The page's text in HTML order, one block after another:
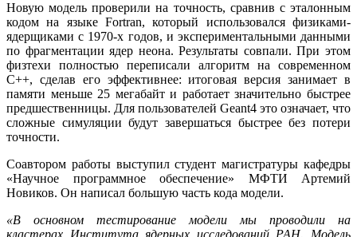
Новую модель проверили на точность, сравнив с эталонным
кодом на языке Fortran, который использовался физиками-
ядерщиками с 1970-х годов, и экспериментальными данными
по фрагментации ядер неона. Результаты совпали. При этом
физтехи полностью переписали алгоритм на современном
C++, сделав его эффективнее: итоговая версия занимает в
памяти меньше 25 мегабайт и работает значительно быстрее
предшественницы. Для пользователей Geant4 это означает, что
сложные симуляции будут завершаться быстрее без потери
точности.
Соавтором работы выступил студент магистратуры кафедры
«Научное программное обеспечение» МФТИ Артемий
Новиков. Он написал большую часть кода модели.
«В основном тестирование модели мы проводили на